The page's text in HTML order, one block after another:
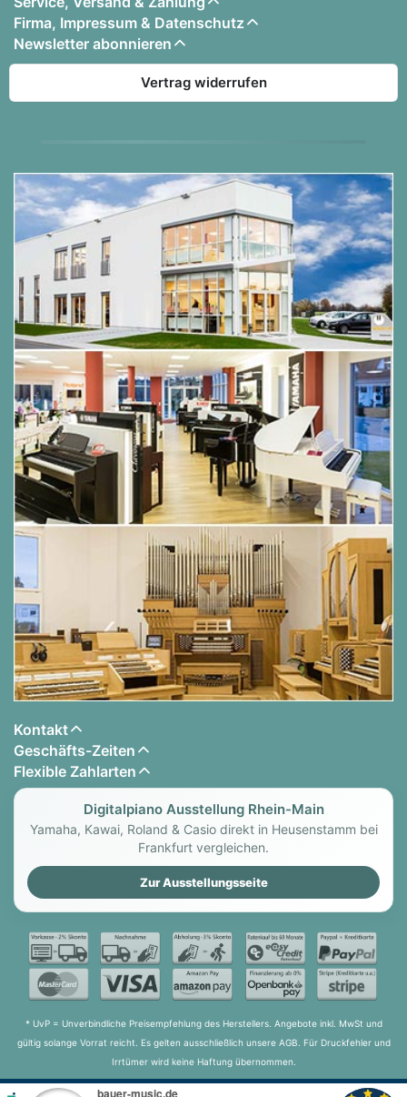
Firma, Impressum & Datenschutz
Newsletter abonnieren
Vertrag widerrufen
Kontakt
Geschäfts-Zeiten
Flexible Zahlarten
Digitalpiano Ausstellung Rhein-Main
Yamaha, Kawai, Roland & Casio direkt in Heusenstamm bei
Frankfurt vergleichen.
Zur Ausstellungsseite
* UvP = Unverbindliche Preisempfehlung des Herstellers. Angebote inkl. MwSt und
gültig solange Vorrat reicht. Es gelten ausschließlich unsere AGB. Für Druckfehler und
Irrtümer wird keine Haftung übernommen.